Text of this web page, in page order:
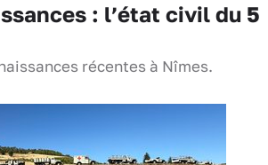
: l’état civil du 5
récentes à Nîmes.